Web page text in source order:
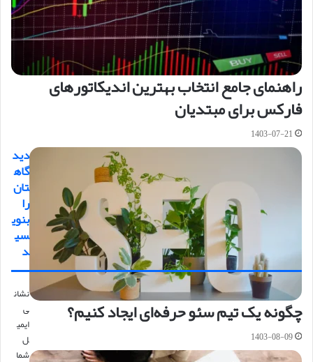
راهنمای جامع انتخاب بهترین اندیکاتورهای
فارکس برای مبتدیان
1403-07-21
چگونه یک تیم سئو حرفه‌ای ایجاد کنیم؟
1403-08-09
دید
گاه
تان
را
بنوی
سی
د
نشان
ی
ایمی
ل
شما